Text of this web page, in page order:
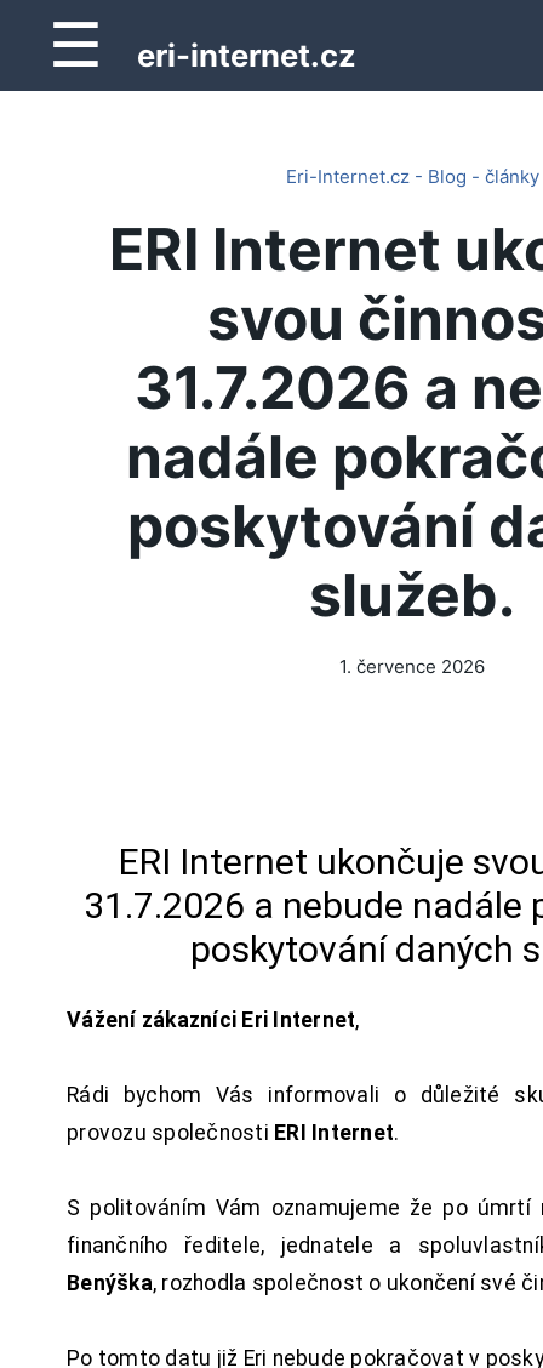
☰ eri-internet.cz
Eri-Internet.cz - Blog - články
ERI Internet
svou
31.7.2026 a
nadále
poskytování
služeb.
1. července 2026
ERI Internet ukončuje
31.7.2026 a nebude nadále
poskytování daných
Vážení zákazníci Eri Internet,
Rádi bychom Vás informovali o důležité
provozu společnosti ERI Internet.
S politováním Vám oznamujeme že po úmrtí
finančního ředitele, jednatele a
Benýška, rozhodla společnost o ukončení své
Po tomto datu již Eri nebude pokračovat v